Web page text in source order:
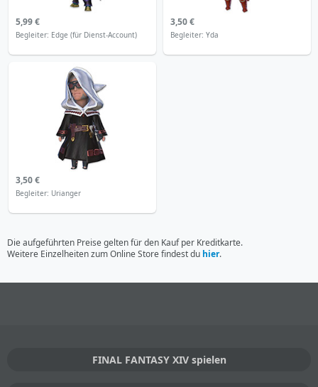
5,99 €
Begleiter: Edge (für Dienst-Account)
3,50 €
Begleiter: Yda
3,50 €
Begleiter: Urianger
Die aufgeführten Preise gelten für den Kauf per Kreditkarte.
Weitere Einzelheiten zum Online Store findest du hier.
FINAL FANTASY XIV spielen